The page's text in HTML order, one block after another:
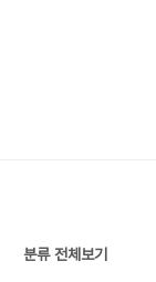
분류 전체보기